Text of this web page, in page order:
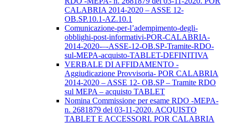
CALABRIA 2014-2020 – ASSE 12-
OB.SP.10.1-AZ.10.1
Comunicazione-per-l’adempimento-degli-
obblighi-post-informativi-POR-CALABRIA-
2014-2020-–-ASSE-12-OB.SP-Tramite-RDO-
sul-MEPA-acquisto-TABLET-DEFINITIVA
VERBALE DI AFFIDAMENTO -
Aggiudicazione Provvisoria- POR CALABRIA
2014-2020 – ASSE 12- OB.SP – Tramite RDO
sul MEPA – acquisto TABLET
Nomina Commissione per esame RDO -MEPA-
n. 2681879 del 03-11-2020. ACQUISTO
TABLET E ACCESSORI. POR CALABRIA